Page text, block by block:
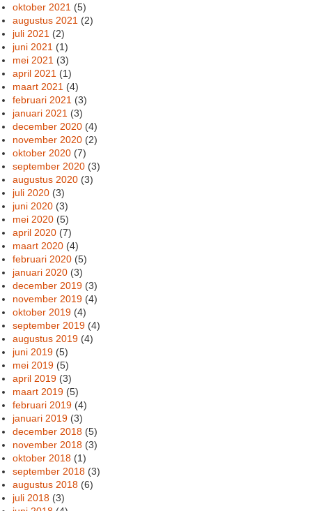
oktober 2021 (5)
augustus 2021 (2)
juli 2021 (2)
juni 2021 (1)
mei 2021 (3)
april 2021 (1)
maart 2021 (4)
februari 2021 (3)
januari 2021 (3)
december 2020 (4)
november 2020 (2)
oktober 2020 (7)
september 2020 (3)
augustus 2020 (3)
juli 2020 (3)
juni 2020 (3)
mei 2020 (5)
april 2020 (7)
maart 2020 (4)
februari 2020 (5)
januari 2020 (3)
december 2019 (3)
november 2019 (4)
oktober 2019 (4)
september 2019 (4)
augustus 2019 (4)
juni 2019 (5)
mei 2019 (5)
april 2019 (3)
maart 2019 (5)
februari 2019 (4)
januari 2019 (3)
december 2018 (5)
november 2018 (3)
oktober 2018 (1)
september 2018 (3)
augustus 2018 (6)
juli 2018 (3)